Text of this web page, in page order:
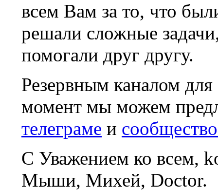
всем Вам за то, что
решали сложные
помогали друг другу.
Резервным каналом
момент мы можем
телеграме и
С Уважением ко всем,
Мыши, Михей, Doctor.